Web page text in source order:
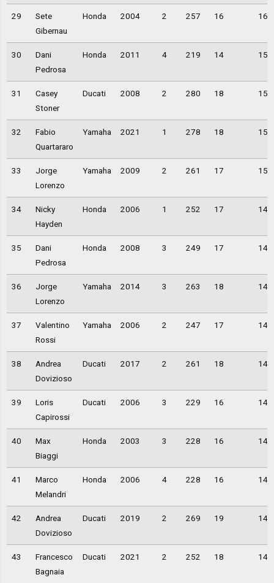
29
Sete
Gibernau
Honda 2004 2 257 16
30
Dani
Pedrosa
Honda 2011 4 219 14
31
Casey
Stoner
Ducati 2008 2 280 18
32
Fabio
Quartararo
Yamaha 2021 1 278 18
33
Jorge
Lorenzo
Yamaha 2009 2 261 17
34
Nicky
Hayden
Honda 2006 1 252 17
35
Dani
Pedrosa
Honda 2008 3 249 17
36
Jorge
Lorenzo
Yamaha 2014 3 263 18
37
Valentino
Rossi
Yamaha 2006 2 247 17
38
Andrea
Dovizioso
Ducati 2017 2 261 18
39
Loris
Capirossi
Ducati 2006 3 229 16
40
Max
Biaggi
Honda 2003 3 228 16
41
Marco
Melandri
Honda 2006 4 228 16
42
Andrea
Dovizioso
Ducati 2019 2 269 19
43
Francesco
Bagnaia
Ducati 2021 2 252 18